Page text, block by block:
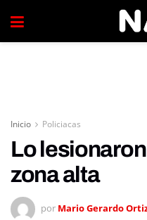
Inicio Policiacas
Lo
zona alta
por Mario Gerardo